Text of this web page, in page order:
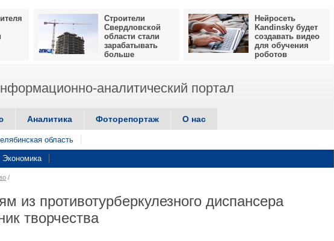
Строители
Свердловской
области стали
зарабатывать
больше
Нейросеть
Kandinsky будет
создавать видео
для обучения
роботов
аналитический портал
Аналитика Фоторепортаж О нас
область
Экономика
/
из противотурберкулезного диспансера
творчества